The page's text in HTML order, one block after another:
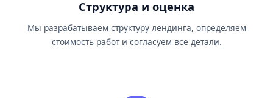
Структура и оценка
Мы разрабатываем структуру лендинга, определяем
стоимость работ и согласуем все детали.